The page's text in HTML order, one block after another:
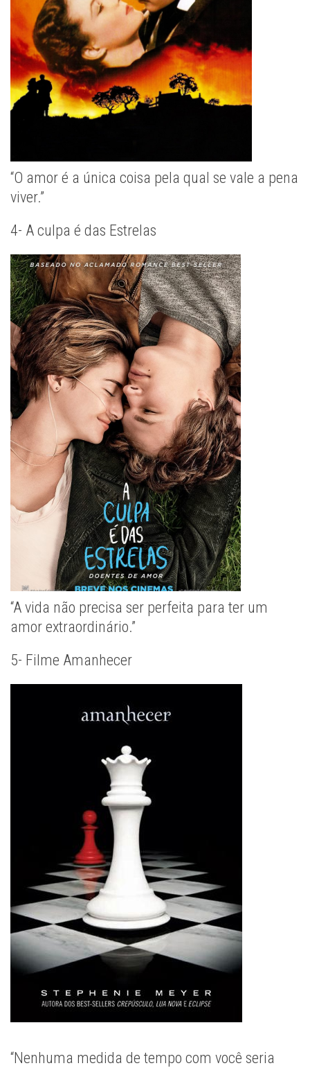
“O amor é a única coisa pela qual se vale a pena
viver.”
4- A culpa é das Estrelas
“A vida não precisa ser perfeita para ter um
amor extraordinário.”
5- Filme Amanhecer
“Nenhuma medida de tempo com você seria